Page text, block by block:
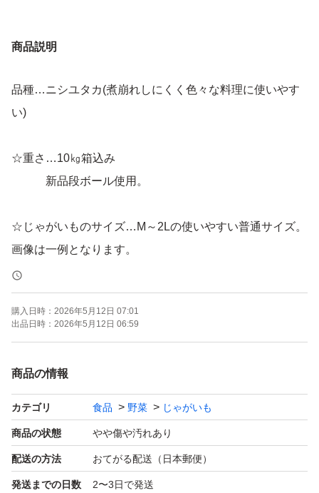
商品説明
品種…ニシユタカ(煮崩れしにくく色々な料理に使いやす
い)
☆重さ…10㎏箱込み
新品段ボール使用。
☆じゃがいものサイズ…M～2Lの使いやすい普通サイズ。
画像は一例となります。
訳あり…自然割れ、一部傷あり、形が悪い、機械でばっさ
り切れたもの、一部穴あきなど。
送料無料で発送致します。訳ありのため、ご理解ある方の
みお願いします。
泥つきです。保管時も洗わない方が日持ちします。
購入日時： 2026年5月12日 07:01
出品日時： 2026年5月12日 06:59
商品の情報
カテゴリ 食品 野菜 じゃがいも
商品の状態 やや傷や汚れあり
配送の方法 おてがる配送（日本郵便）
発送までの日数 2〜3日で発送